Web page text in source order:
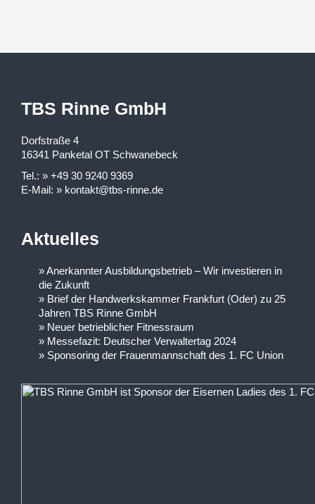
TBS Rinne GmbH
Dorfstraße 4
16341 Panketal OT Schwanebeck
Tel.:
+49 30 9240 9369
E-Mail:
kontakt@tbs-rinne.de
Aktuelles
Anerkannter Ausbildungsbetrieb – Wir investieren in
die Zukunft
Brief der Handwerkskammer Frankfurt (Oder) zu 25
Jahren TBS Rinne GmbH
Neuer betrieblicher Fitnessraum
Messefazit: Deutscher Verwaltertag 2024
Sponsoring der Frauenmannschaft des 1. FC Union